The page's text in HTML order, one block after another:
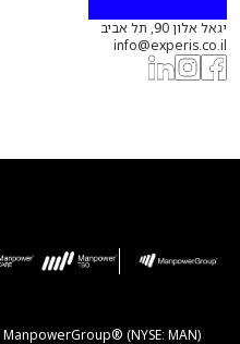
יגאל אלון 90, תל אביב
info@experis.co.il